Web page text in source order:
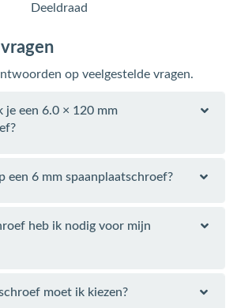
Deeldraad
op veelgestelde vragen.
je een 6.0 × 120 mm
een 6 mm spaanplaatschroef?
heb ik nodig voor mijn
moet ik kiezen?